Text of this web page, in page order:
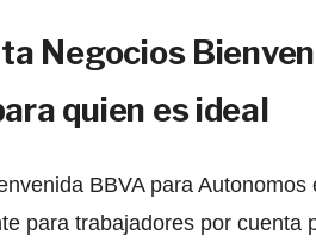
Negocios
quien es ideal
BBVA para
para trabajadores por cuenta